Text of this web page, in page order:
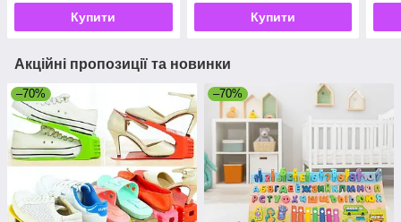
Купити Купити
Акційні пропозиції та новинки
–70% –70%